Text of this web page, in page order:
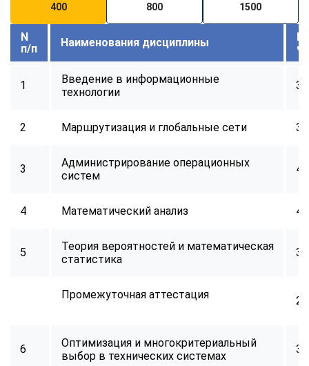
400 800 1500
N
п/п
Наименования дисциплины
1
Введение в информационные
технологии
32
2 Маршрутизация и глобальные сети 32
3
Администрирование операционных
систем
40
4 Математический анализ 40
5
Теория вероятностей и математическая
статистика
32
Промежуточная аттестация 2
6
Оптимизация и многокритериальный
выбор в технических системах
34